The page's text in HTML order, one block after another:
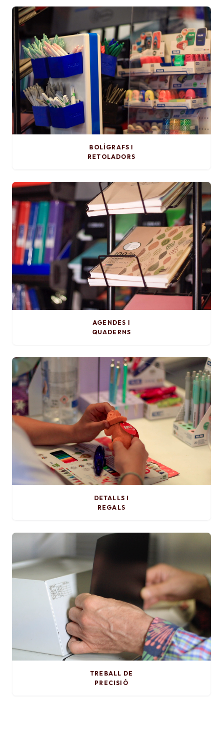
BOLÍGRAFS I
RETOLADORS
AGENDES I
QUADERNS
DETALLS I
REGALS
TREBALL DE
PRECISIÓ